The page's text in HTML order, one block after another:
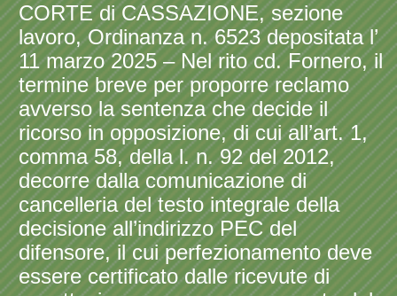
CORTE di CASSAZIONE, sezione
lavoro, Ordinanza n. 6523 depositata l’
11 marzo 2025 – Nel rito cd. Fornero, il
termine breve per proporre reclamo
avverso la sentenza che decide il
ricorso in opposizione, di cui all’art. 1,
comma 58, della l. n. 92 del 2012,
decorre dalla comunicazione di
cancelleria del testo integrale della
decisione all’indirizzo PEC del
difensore, il cui perfezionamento deve
essere certificato dalle ricevute di